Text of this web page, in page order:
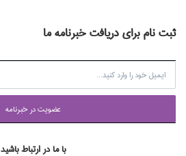
ثبت نام برای دریافت خبرنامه ما
عضويت در خبرنامه
با ما در ارتباط باشید